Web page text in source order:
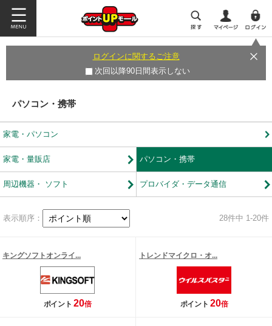
ログインに関するご注意
次回以降90日間表示しない
パソコン・携帯
家電・パソコン
家電・量販店 パソコン・携帯
周辺機器・ ソフト プロバイダ・データ通信
表示順序： 28件中 1-20件
キングソフトオンライ...
ポイント20倍
トレンドマイクロ・オ...
ポイント20倍